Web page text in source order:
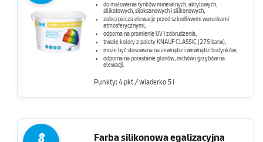
do malowania tynków mineralnych, akrylowych,
silikatowych, siloksanowych i silikonowych,
zabezpiecza elewacje przed szkodliwymi warunkami
atmosferycznymi,
odporna na promienie UV i zabrudzenia,
trwałe kolory z palety KNAUF CLASSIC (275 barw),
może być stosowana na zewnątrz i wewnątrz budynków,
odporna na porastanie glonów, mchów i grzybów na
elewacji.
Punkty: 4 pkt / wiaderko 5 l
Farba silikonowa egalizacyjna